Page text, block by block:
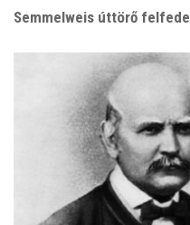
Semmelweis úttörő